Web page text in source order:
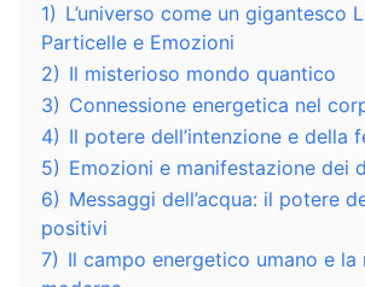
1) L’universo come un gigantesco
Particelle e Emozioni
2) Il misterioso mondo quantico
3) Connessione energetica nel
4) Il potere dell’intenzione e della
5) Emozioni e manifestazione dei
6) Messaggi dell’acqua: il potere
positivi
7) Il campo energetico umano e la